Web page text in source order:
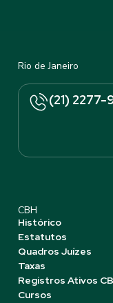
Rio de Janeiro
(21) 2277-
CBH
Histórico
Estatutos
Quadros Juízes
Taxas
Registros Ativos
Cursos